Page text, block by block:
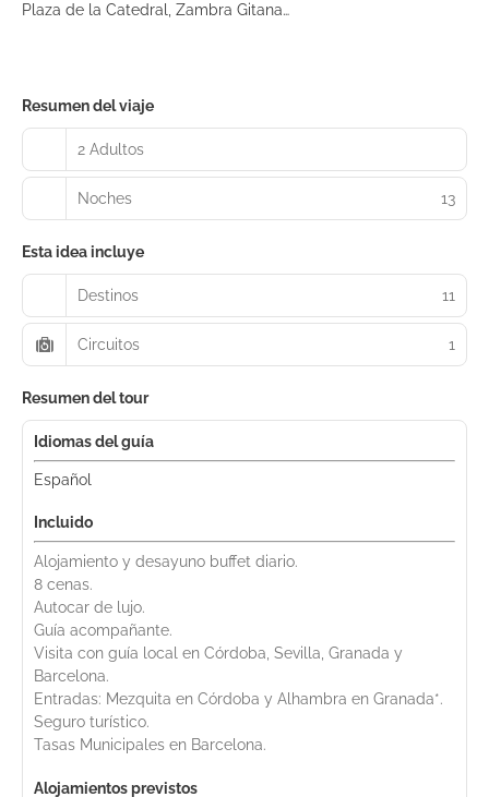
Plaza de la Catedral, Zambra Gitana…
Resumen del viaje
2 Adultos
Noches 13
Esta idea incluye
Destinos 11
Circuitos 1
Resumen del tour
Idiomas del guía
Español
Incluido
Alojamiento y desayuno buffet diario.
8 cenas.
Autocar de lujo.
Guía acompañante.
Visita con guía local en Córdoba, Sevilla, Granada y
Barcelona.
Entradas: Mezquita en Córdoba y Alhambra en Granada*.
Seguro turístico.
Tasas Municipales en Barcelona.
Alojamientos previstos